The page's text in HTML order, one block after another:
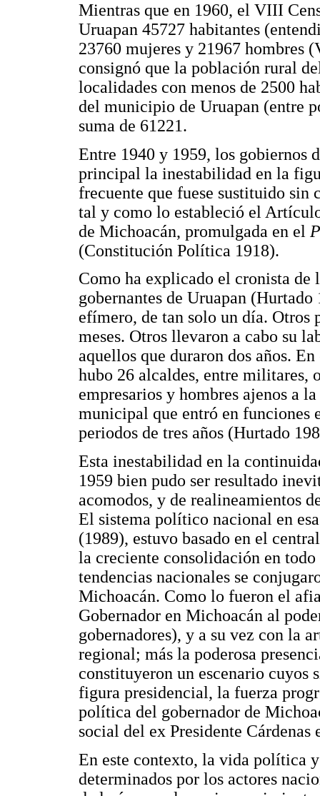
Mientras que en 1960, el VIII
Uruapan 45727 habitantes
23760 mujeres y 21967 hombres
consignó que la población rural
localidades con menos de 2500
del municipio de Uruapan (entre
suma de 61221.
Entre 1940 y 1959, los gobiernos
principal la inestabilidad en la
frecuente que fuese sustituido sin
tal y como lo estableció el
de Michoacán, promulgada en el
(Constitución Política 1918).
Como ha explicado el cronista de
gobernantes de Uruapan
efímero, de tan solo un día. Otros
meses. Otros llevaron a cabo su
aquellos que duraron dos años.
hubo 26 alcaldes, entre militares,
empresarios y hombres ajenos a
municipal que entró en funciones
periodos de tres años (Hurtado
Esta inestabilidad en la
1959 bien pudo ser resultado
acomodos, y de realineamientos
El sistema político nacional en
(1989), estuvo basado en el
la creciente consolidación en
tendencias nacionales se
Michoacán. Como lo fueron el
Gobernador en Michoacán al
gobernadores), y a su vez con la
regional; más la poderosa
constituyeron un escenario cuyos
figura presidencial, la fuerza
política del gobernador de
social del ex Presidente Cárdenas
En este contexto, la vida política
determinados por los actores